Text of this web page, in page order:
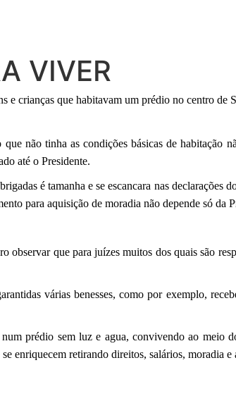
VIVER
crianças que habitavam um prédio no centro de
não tinha as condições básicas de habitação
até o Presidente.
é tamanha e se escancara nas
para aquisição de moradia não depende só da
que para juízes muitos dos quais são
várias benesses, como por exemplo,
prédio sem luz e agua, convivendo ao meio
enriquecem retirando direitos, salários, moradia